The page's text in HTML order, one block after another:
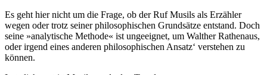
Es geht hier nicht um die Frage, ob der Ruf Musils als Erzähler
wegen oder trotz seiner philosophischen Grundsätze entstand. Doch
seine »analytische Methode« ist ungeeignet, um Walther Rathenaus,
oder irgend eines anderen philosophischen Ansatz‘ verstehen zu
können.